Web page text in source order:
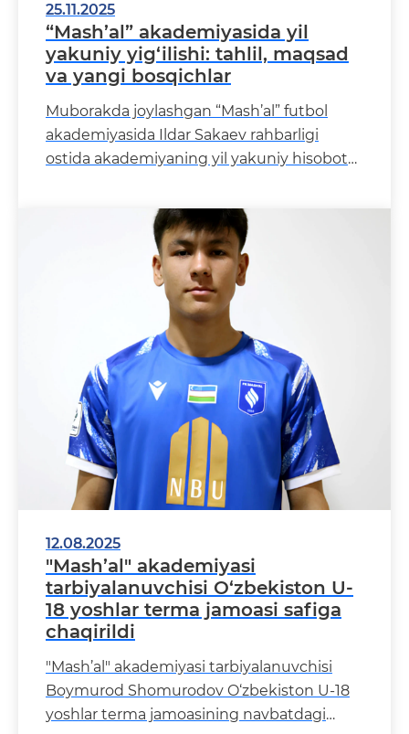
25.11.2025
“Mash’al” akademiyasida yil
yakuniy yig‘ilishi: tahlil, maqsad
va yangi bosqichlar
Muborakda joylashgan “Mash’al” futbol
akademiyasida Ildar Sakaev rahbarligi
ostida akademiyaning yil yakuniy hisobot
12.08.2025
"Mash’al" akademiyasi
tarbiyalanuvchisi O‘zbekiston U-
18 yoshlar terma jamoasi safiga
chaqirildi
"Mash’al" akademiyasi tarbiyalanuvchisi
Boymurod Shomurodov O‘zbekiston U-18
yoshlar terma jamoasining navbatdagi